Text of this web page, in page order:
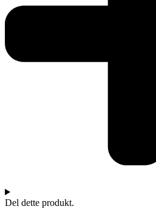
Del dette produkt.